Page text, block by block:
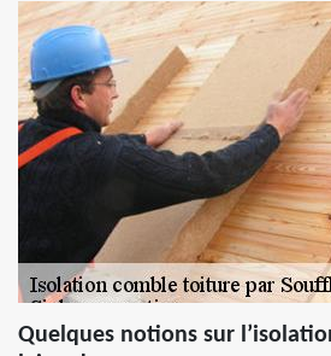
Quelques notions sur